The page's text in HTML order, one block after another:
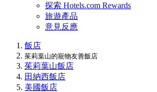
探索 Hotels.com Rewards
旅遊產品
意見反應
飯店
茱莉葉山的寵物友善飯店
茱莉葉山飯店
田納西飯店
美國飯店